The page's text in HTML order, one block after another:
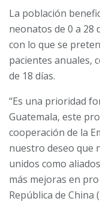
La población
neonatos de 0 a 28
con lo que se
pacientes anuales,
de 18 días.
“Es una prioridad
Guatemala, este
cooperación de la
nuestro deseo que
unidos como
más mejoras en
República de China